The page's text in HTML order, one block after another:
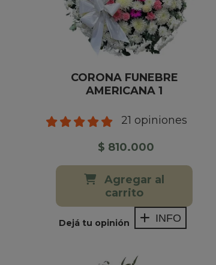
CORONA FUNEBRE
AMERICANA 1
21 opiniones
$ 810.000
Agregar al
carrito
Dejá tu opinión INFO